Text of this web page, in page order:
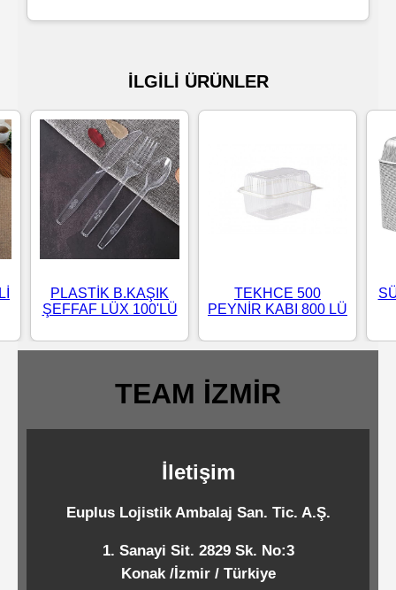
Su
Bazlı
Mendiller
Kolonyalı
Standart
Islak
Mendiller
Pipetler
Ürünleri
Temizlik
İLGİLİ ÜRÜNLER
PLASTİK B.KAŞIK
ŞEFFAF LÜX 100'LÜ
TEKHCE 500
PEYNİR KABI 800 LÜ
TEAM İZMİR
İletişim
Euplus Lojistik Ambalaj San. Tic. A.Ş.
1. Sanayi Sit. 2829 Sk. No:3
Konak /İzmir / Türkiye